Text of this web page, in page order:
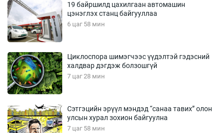
19 байршилд цахилгаан автомашин
цэнэглэх станц байгууллаа
6 цаг 58 мин
Циклоспора шимэгчээс үүдэлтэй гэдэсний
халдвар дэгдэж болзошгүй
7 цаг 28 мин
Сэтгэцийн эрүүл мэндэд “санаа тавих” олон
улсын хурал зохион байгуулна
7 цаг 58 мин